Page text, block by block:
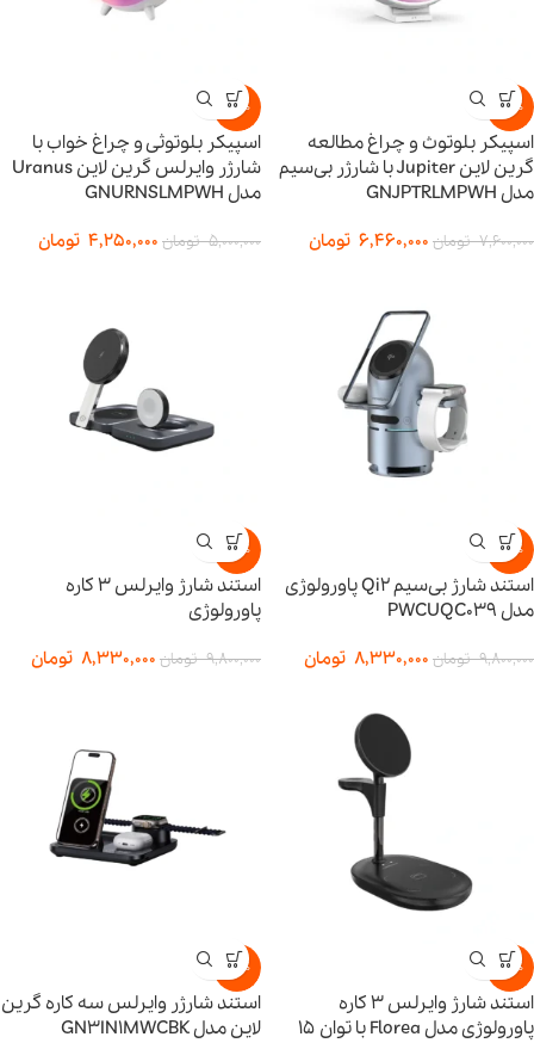
-15%
اسپیکر بلوتوث و چراغ مطالعه
گرین لاین Jupiter با شارژر بی‌سیم
مدل GNJPTRLMPWH
7,600,000 تومان 6,460,000 تومان
-15%
اسپیکر بلوتوثی و چراغ خواب با
شارژر وایرلس گرین لاین Uranus
مدل GNURNSLMPWH
5,000,000 تومان 4,250,000 تومان
-15%
استند شارژ بی‌سیم Qi2 پاورولوژی
مدل PWCUQC039
9,800,000 تومان 8,330,000 تومان
-15%
استند شارژ وایرلس ۳ کاره
پاورولوژی
9,800,000 تومان 8,330,000 تومان
-15%
استند شارژ وایرلس ۳ کاره
پاورولوژی مدل Florea با توان ۱۵
-15%
استند شارژر وایرلس سه کاره گرین
لاین مدل GN3IN1MWCBK